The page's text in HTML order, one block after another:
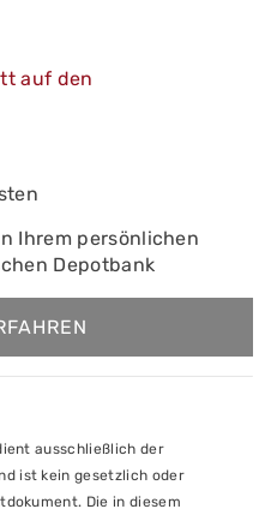
auf den
Ihrem persönlichen
Depotbank
ausschließlich der
ist kein gesetzlich oder
Die in diesem